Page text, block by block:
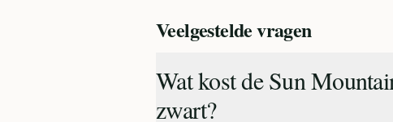
Veelgestelde vragen
Wat kost de Sun
zwart?